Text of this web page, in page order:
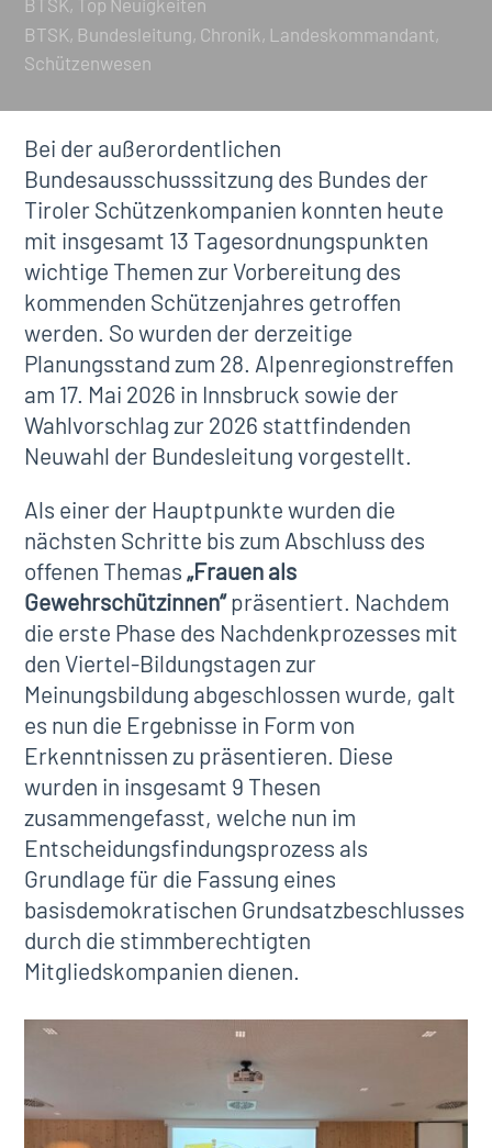
BTSK Bundesleitung Chronik Landeskommandant
Schützenwesen
Bei der außerordentlichen
Bundesausschusssitzung des Bundes der
Tiroler Schützenkompanien konnten heute
mit insgesamt 13 Tagesordnungspunkten
wichtige Themen zur Vorbereitung des
kommenden Schützenjahres getroffen
werden. So wurden der derzeitige
Planungsstand zum 28. Alpenregionstreffen
am 17. Mai 2026 in Innsbruck sowie der
Wahlvorschlag zur 2026 stattfindenden
Neuwahl der Bundesleitung vorgestellt.
Als einer der Hauptpunkte wurden die
nächsten Schritte bis zum Abschluss des
offenen Themas „Frauen als
Gewehrschützinnen“präsentiert. Nachdem
die erste Phase des Nachdenkprozesses mit
den Viertel-Bildungstagen zur
Meinungsbildung abgeschlossen wurde, galt
es nun die Ergebnisse in Form von
Erkenntnissen zu präsentieren. Diese
wurden in insgesamt 9 Thesen
zusammengefasst, welche nun im
Entscheidungsfindungsprozess als
Grundlage für die Fassung eines
basisdemokratischen Grundsatzbeschlusses
durch die stimmberechtigten
Mitgliedskompanien dienen.